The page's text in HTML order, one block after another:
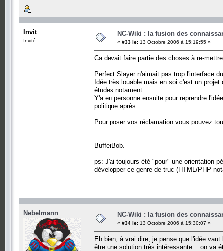
Invit
Invité
NC-Wiki : la fusion des
« #33 le: 13 Octobre 2006 à 15:19:55 »
Ca devait faire partie des choses à re-
Perfect Slayer n'aimait pas trop l'interface
Idée très louable mais en soi c'est un
études notament.
Y'a eu personne ensuite pour reprendre
politique après...
Pour poser vos réclamation vous pouvez
BufferBob.
ps: J'ai toujours été "pour" une orientation
développer ce genre de truc (HTML/PHP
Nebelmann NC-Wiki : la fusion des
« #34 le: 13 Octobre 2006 à 15:30:07 »
Eh bien, à vrai dire, je pense que l'idée
être une solution très intéressante... on va